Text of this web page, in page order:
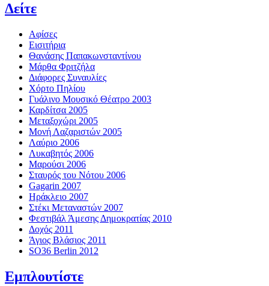
Δείτε
Αφίσες
Εισιτήρια
Θανάσης Παπακωνσταντίνου
Μάρθα Φριτζήλα
Διάφορες Συναυλίες
Χόρτο Πηλίου
Γυάλινο Μουσικό Θέατρο 2003
Καρδίτσα 2005
Μεταξοχώρι 2005
Μονή Λαζαριστών 2005
Λαύριο 2006
Λυκαβητός 2006
Μαρούσι 2006
Σταυρός του Νότου 2006
Gagarin 2007
Ηράκλειο 2007
Στέκι Μεταναστών 2007
Φεστιβάλ Άμεσης Δημοκρατίας 2010
Δοχός 2011
Άγιος Βλάσιος 2011
SO36 Berlin 2012
Εμπλουτίστε